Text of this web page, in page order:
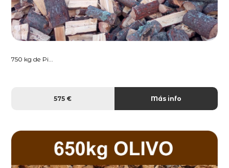
750 kg de Pi...
575 € Más info